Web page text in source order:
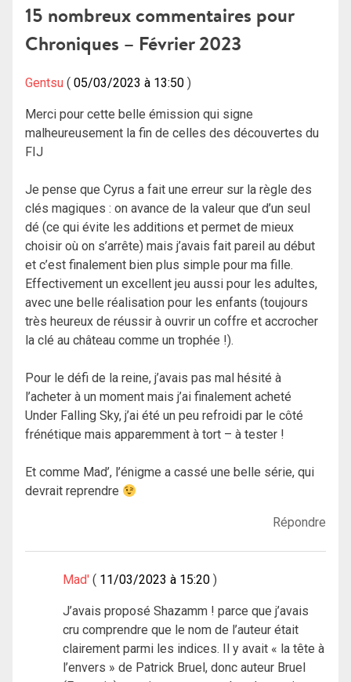
l’article
15 nombreux commentaires pour
Chroniques – Février 2023
Gentsu 05/03/2023 à 13:50
Merci pour cette belle émission qui signe
malheureusement la fin de celles des découvertes du
FIJ
Je pense que Cyrus a fait une erreur sur la règle des
clés magiques : on avance de la valeur que d’un seul
dé (ce qui évite les additions et permet de mieux
choisir où on s’arrête) mais j’avais fait pareil au début
et c’est finalement bien plus simple pour ma fille.
Effectivement un excellent jeu aussi pour les adultes,
avec une belle réalisation pour les enfants (toujours
très heureux de réussir à ouvrir un coffre et accrocher
la clé au château comme un trophée !).
Pour le défi de la reine, j’avais pas mal hésité à
l’acheter à un moment mais j’ai finalement acheté
Under Falling Sky, j’ai été un peu refroidi par le côté
frénétique mais apparemment à tort – à tester !
Et comme Mad’, l’énigme a cassé une belle série, qui
devrait reprendre
Répondre
Mad' 11/03/2023 à 15:20
J’avais proposé Shazamm ! parce que j’avais
cru comprendre que le nom de l’auteur était
clairement parmi les indices. Il y avait « la tête à
l’envers » de Patrick Bruel, donc auteur Bruel